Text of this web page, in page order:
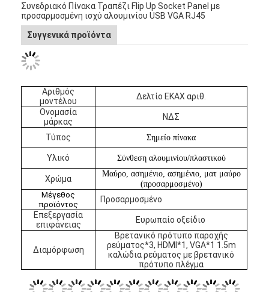
Συνεδριακό Πίνακα Τραπέζι Flip Up Socket Panel με
προσαρμοσμένη ισχύ αλουμινίου USB VGA RJ45
Συγγενικά προϊόντα
Αριθμός
μοντέλου
Δελτίο ΕΚΑΧ αριθ.
Ονομασία
μάρκας
ΝΔΣ
Τύπος Σημείο πίνακα
Υλικό Σύνθεση αλουμινίου/πλαστικού
Χρώμα
Μαύρο, ασημένιο, ασημένιο, ματ μαύρο
(προσαρμοσμένο)
Μέγεθος
προϊόντος
Προσαρμοσμένο
Επεξεργασία
επιφάνειας
Ευρωπαίο οξείδιο
Διαμόρφωση
Βρετανικό πρότυπο παροχής
ρεύματος*3, HDMI*1, VGA*1 1.5m
καλώδια ρεύματος με βρετανικό
πρότυπο πλέγμα